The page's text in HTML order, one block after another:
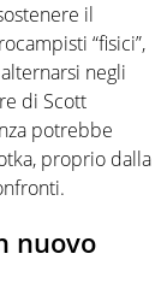
il
“fisici”,
negli
di Scott
potrebbe
proprio dalla
nuovo